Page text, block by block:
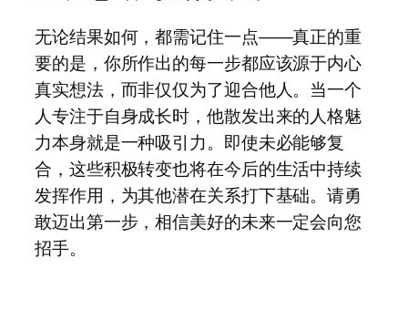
无论结果如何，都需记住一点——真正的重
要的是，你所作出的每一步都应该源于内心
真实想法，而非仅仅为了迎合他人。当一个
人专注于自身成长时，他散发出来的人格魅
力本身就是一种吸引力。即使未必能够复
合，这些积极转变也将在今后的生活中持续
发挥作用，为其他潜在关系打下基础。请勇
敢迈出第一步，相信美好的未来一定会向您
招手。